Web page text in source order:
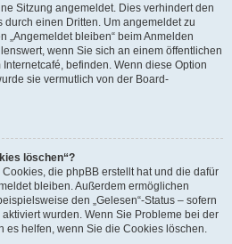
Sitzung angemeldet. Dies verhindert den
durch einen Dritten. Um angemeldet zu
„Angemeldet bleiben“ beim Anmelden
wenn Sie sich an einem öffentlichen
befinden. Wenn diese Option
sie vermutlich von der Board-
löschen“?
die phpBB erstellt hat und die dafür
bleiben. Außerdem ermöglichen
den „Gelesen“-Status – sofern
wurden. Wenn Sie Probleme bei der
es helfen, wenn Sie die Cookies löschen.